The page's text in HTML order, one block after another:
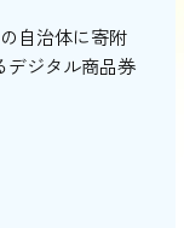
自治体に寄附
デジタル商品券